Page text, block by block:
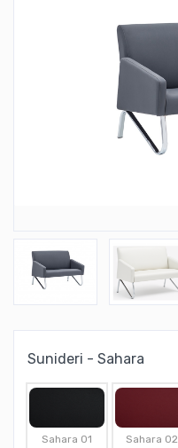
Sunideri - Sahara
Sahara 01 Sahara 02